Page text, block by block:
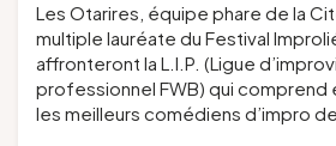
Les Otarires, équipe phare de la
multiple lauréate du Festival
affronteront la L.I.P. (Ligue
professionnel FWB) qui comprend
les meilleurs comédiens d’impro